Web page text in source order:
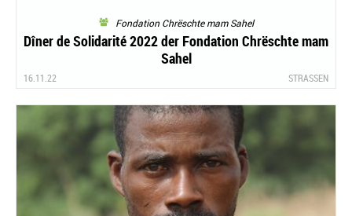
Fondation Chrëschte mam Sahel
Dîner de Solidarité 2022 der Fondation Chrëschte mam
Sahel
16.11.22 STRASSEN